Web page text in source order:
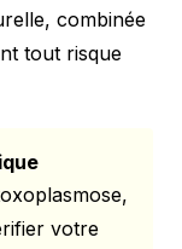
combinée
tout risque
votre